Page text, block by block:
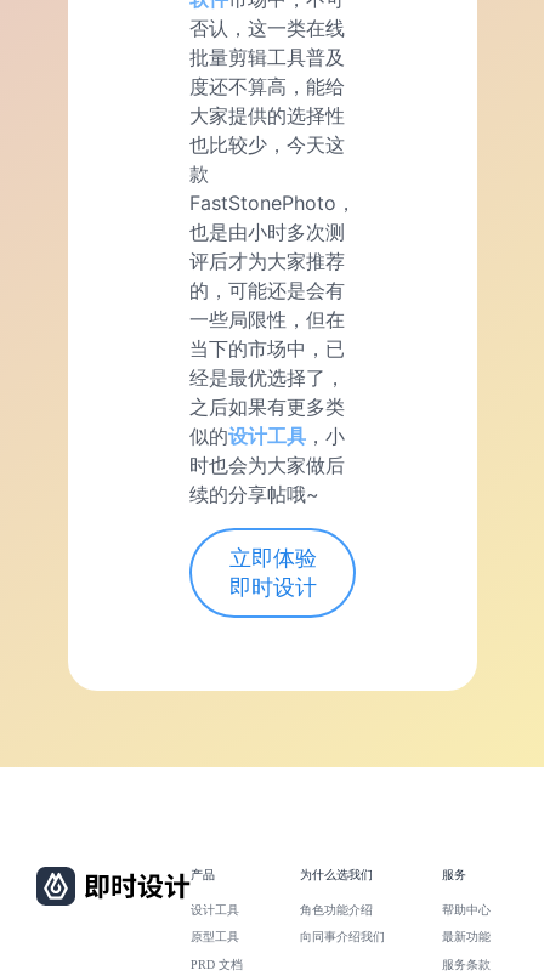
否认，这一类在线
批量剪辑工具普及
度还不算高，能给
大家提供的选择性
也比较少，今天这
款
FastStonePhoto，
也是由小时多次测
评后才为大家推荐
的，可能还是会有
一些局限性，但在
当下的市场中，已
经是最优选择了，
之后如果有更多类
似的设计工具 ，小
时也会为大家做后
续的分享帖哦~
立即体验
即时设计
产品
设计工具
原型工具
PRD 文档
为什么选我们
角色功能介绍
向同事介绍我们
服务
帮助中心
最新功能
服务条款